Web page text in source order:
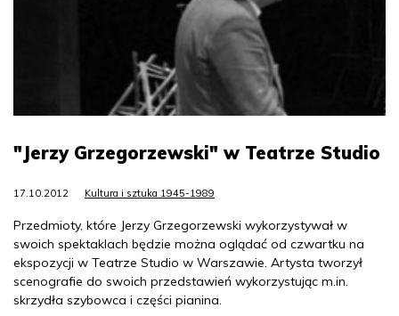
"Jerzy Grzegorzewski" w Teatrze Studio
17.10.2012 Kultura i sztuka 1945-1989
Przedmioty, które Jerzy Grzegorzewski wykorzystywał w
swoich spektaklach będzie można oglądać od czwartku na
ekspozycji w Teatrze Studio w Warszawie. Artysta tworzył
scenografie do swoich przedstawień wykorzystując m.in.
skrzydła szybowca i części pianina.